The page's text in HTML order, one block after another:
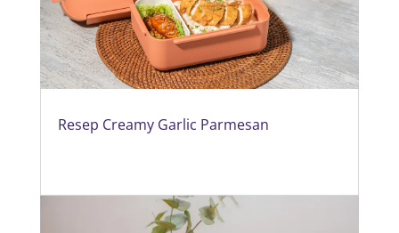
Resep Creamy Garlic Parmesan